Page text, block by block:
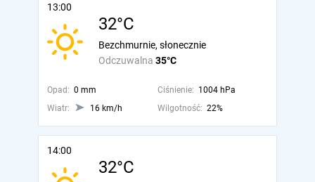
13:00
32°C
Odczuwalna 35°C
Bezchmurnie, słonecznie
Opad: 0 mm Ciśnienie: 1004 hPa
Wiatr:
16 km/h Wilgotność: 22%
14:00
32°C